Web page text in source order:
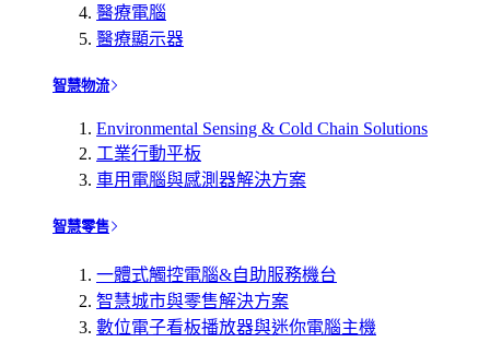
醫療電腦
醫療顯示器
智慧物流
Environmental Sensing & Cold Chain Solutions
工業行動平板
車用電腦與感測器解決方案
智慧零售
一體式觸控電腦&自助服務機台
智慧城市與零售解決方案
數位電子看板播放器與迷你電腦主機